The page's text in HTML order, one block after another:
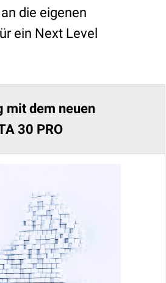
die eigenen
ein Next Level
mit dem neuen
30 PRO